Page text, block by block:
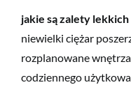
jakie są zalety
niewielki ciężar
rozplanowane
codziennego